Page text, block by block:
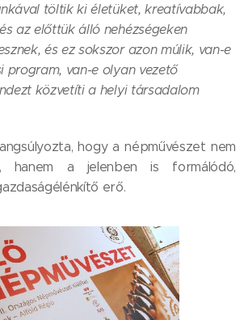
töltik ki életüket, kreatívabbak,
az előttük álló nehézségeken
és ez sokszor azon múlik, van-e
program, van-e olyan vezető
közvetíti a helyi társadalom
hogy a népművészet nem
hanem a jelenben is formálódó,
erő.